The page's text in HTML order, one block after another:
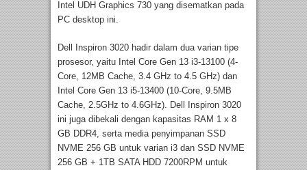
Intel UDH Graphics 730 yang disematkan pada
PC desktop ini.
Dell Inspiron 3020 hadir dalam dua varian tipe
prosesor, yaitu Intel Core Gen 13 i3-13100 (4-
Core, 12MB Cache, 3.4 GHz to 4.5 GHz) dan
Intel Core Gen 13 i5-13400 (10-Core, 9.5MB
Cache, 2.5GHz to 4.6GHz). Dell Inspiron 3020
ini juga dibekali dengan kapasitas RAM 1 x 8
GB DDR4, serta media penyimpanan SSD
NVME 256 GB untuk varian i3 dan SSD NVME
256 GB + 1TB SATA HDD 7200RPM untuk